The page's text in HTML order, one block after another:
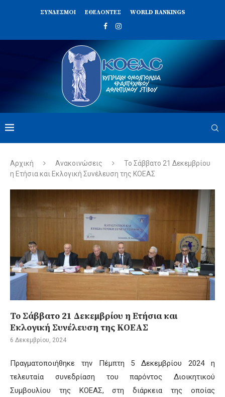
ΣΥΝΔΈΣΜΟΙ ΕΘΕΛΟΝΤΈΣ WORLD RANKINGS
Αρχική Ανακοινώσεις
Το Σάββατο 21 Δεκεμβρίου
η Ετήσια και Εκλογική Συνέλευση της ΚΟΕΑΣ
Το Σάββατο 21 Δεκεμβρίου η Ετήσια και
Εκλογική Συνέλευση της ΚΟΕΑΣ
6 Δεκεμβρίου, 2024
Πραγματοποιήθηκε την Πέμπτη 5 Δεκεμβρίου 2024 η
τελευταία συνεδρίαση του παρόντος Διοικητικού
Συμβουλίου της ΚΟΕΑΣ, στη διάρκεια της οποίας